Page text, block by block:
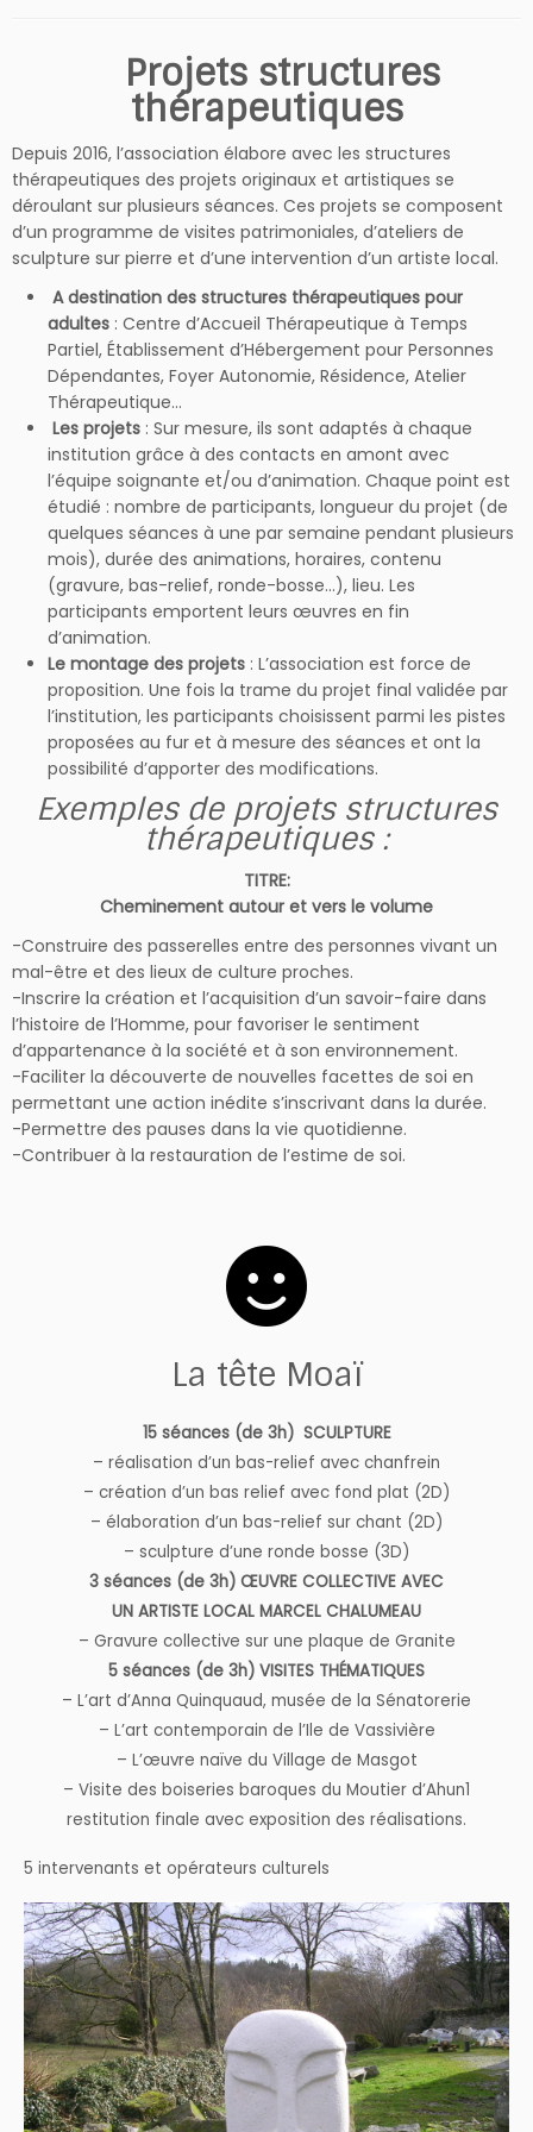
Projets structures
thérapeutiques
Depuis 2016, l’association élabore avec les structures
thérapeutiques des projets originaux et artistiques se
déroulant sur plusieurs séances. Ces projets se composent
d’un programme de visites patrimoniales, d’ateliers de
sculpture sur pierre et d’une intervention d’un artiste local.
A destination des structures thérapeutiques pour
adultes : Centre d’Accueil Thérapeutique à Temps
Partiel, Établissement d’Hébergement pour Personnes
Dépendantes, Foyer Autonomie, Résidence, Atelier
Thérapeutique…
Les projets : Sur mesure, ils sont adaptés à chaque
institution grâce à des contacts en amont avec
l’équipe soignante et/ou d’animation. Chaque point est
étudié : nombre de participants, longueur du projet (de
quelques séances à une par semaine pendant plusieurs
mois), durée des animations, horaires, contenu
(gravure, bas-relief, ronde-bosse…), lieu. Les
participants emportent leurs œuvres en fin
d’animation.
Le montage des projets : L’association est force de
proposition. Une fois la trame du projet final validée par
l’institution, les participants choisissent parmi les pistes
proposées au fur et à mesure des séances et ont la
possibilité d’apporter des modifications.
Exemples de projets structures
thérapeutiques :
TITRE:
Cheminement autour et vers le volume
-Construire des passerelles entre des personnes vivant un
mal-être et des lieux de culture proches.
-Inscrire la création et l’acquisition d’un savoir-faire dans
l’histoire de l’Homme, pour favoriser le sentiment
d’appartenance à la société et à son environnement.
-Faciliter la découverte de nouvelles facettes de soi en
permettant une action inédite s’inscrivant dans la durée.
-Permettre des pauses dans la vie quotidienne.
-Contribuer à la restauration de l’estime de soi.
La tête Moaï
15 séances (de 3h) SCULPTURE
– réalisation d’un bas-relief avec chanfrein
– création d’un bas relief avec fond plat (2D)
– élaboration d’un bas-relief sur chant (2D)
– sculpture d’une ronde bosse (3D)
3 séances (de 3h) ŒUVRE COLLECTIVE AVEC
UN ARTISTE LOCAL MARCEL CHALUMEAU
– Gravure collective sur une plaque de Granite
5 séances (de 3h) VISITES THÉMATIQUES
– L’art d’Anna Quinquaud, musée de la Sénatorerie
– L’art contemporain de l’Ile de Vassivière
– L’œuvre naïve du Village de Masgot
– Visite des boiseries baroques du Moutier d’Ahun1
restitution finale avec exposition des réalisations.
5 intervenants et opérateurs culturels